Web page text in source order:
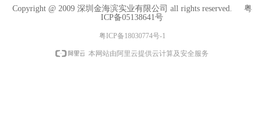
Copyright @ 2009 深圳金海滨实业有限公司 all rights reserved. 粤
ICP备05138641号
粤ICP备18030774号-1
本网站由阿里云提供云计算及安全服务